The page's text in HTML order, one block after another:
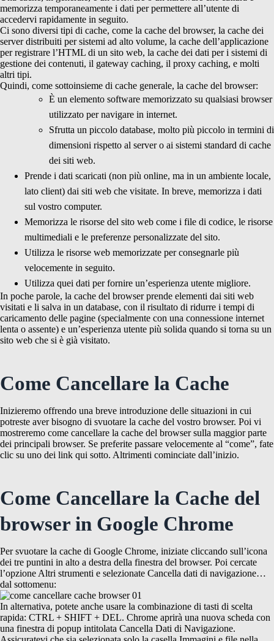
memorizza temporaneamente i dati per permettere all’utente di
accedervi rapidamente in seguito.
Ci sono diversi tipi di cache, come la cache del browser, la cache dei
server distribuiti per sistemi ad alto volume, la cache dell’applicazione
per registrare l’HTML di un sito web, la cache dei dati per i sistemi di
gestione dei contenuti, il gateway caching, il proxy caching, e molti
altri tipi.
Quindi, come sottoinsieme di cache generale, la cache del browser:
È un elemento software memorizzato su qualsiasi browser
utilizzato per navigare in internet.
Sfrutta un piccolo database, molto più piccolo in termini di
dimensioni rispetto al server o ai sistemi standard di cache
dei siti web.
Prende i dati scaricati (non più online, ma in un ambiente locale,
lato client) dai siti web che visitate. In breve, memorizza i dati
sul vostro computer.
Memorizza le risorse del sito web come i file di codice, le risorse
multimediali e le preferenze personalizzate del sito.
Utilizza le risorse web memorizzate per consegnarle più
velocemente in seguito.
Utilizza quei dati per fornire un’esperienza utente migliore.
In poche parole, la cache del browser prende elementi dai siti web
visitati e li salva in un database, con il risultato di ridurre i tempi di
caricamento delle pagine (specialmente con una connessione internet
lenta o assente) e un’esperienza utente più solida quando si torna su un
sito web che si è già visitato.
Come Cancellare la Cache
Inizieremo offrendo una breve introduzione delle situazioni in cui
potreste aver bisogno di svuotare la cache del vostro browser. Poi vi
mostreremo come cancellare la cache del browser sulla maggior parte
dei principali browser. Se preferite passare velocemente al “come”, fate
clic su uno dei link qui sotto. Altrimenti cominciate dall’inizio.
Come Cancellare la Cache del
browser in Google Chrome
Per svuotare la cache di Google Chrome, iniziate cliccando sull’icona
dei tre puntini in alto a destra della finestra del browser. Poi cercate
l’opzione Altri strumenti e selezionate Cancella dati di navigazione…
dal sottomenu:
In alternativa, potete anche usare la combinazione di tasti di scelta
rapida: CTRL + SHIFT + DEL. Chrome aprirà una nuova scheda con
una finestra di popup intitolata Cancella Dati di Navigazione.